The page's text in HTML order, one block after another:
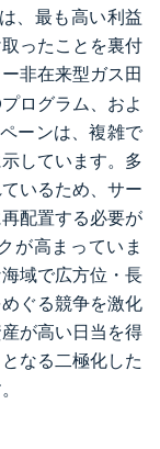
、最も高い利益
ったことを裏付
非在来型ガス田
ログラム、およ
ーンは、複雑で
しています。多
いるため、サー
配置する必要が
が高まっていま
域で広方位・長
ぐる競争を激化
が高い日当を得
なる二極化した